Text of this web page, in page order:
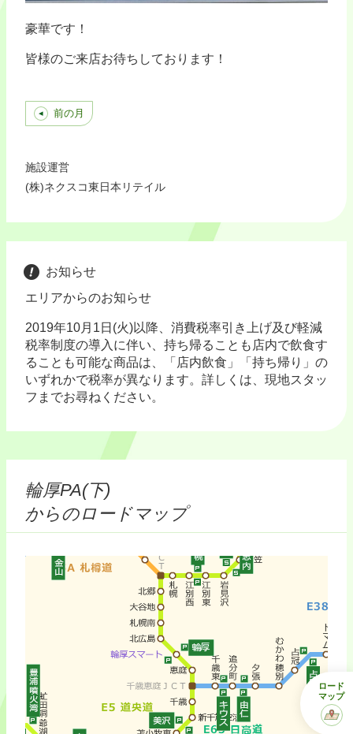
豪華です！
皆様のご来店お待ちしております！
前の月
施設運営
(株)ネクスコ東日本リテイル
お知らせ
エリアからのお知らせ
2019年10月1日(火)以降、消費税率引き上げ及び軽減
税率制度の導入に伴い、持ち帰ることも店内で飲食す
ることも可能な商品は、「店内飲食」「持ち帰り」の
いずれかで税率が異なります。詳しくは、現地スタッ
フまでお尋ねください。
輪厚PA(下)
からのロードマップ
ロード
マップ